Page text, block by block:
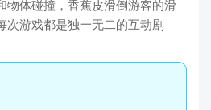
物体碰撞，香蕉皮滑倒游客的滑
次游戏都是独一无二的互动剧